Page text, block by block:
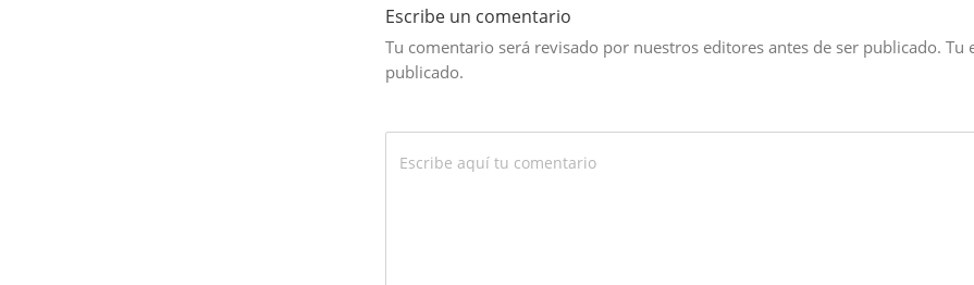
Escribe un comentario
Tu comentario será revisado por nuestros editores antes de ser publicado. Tu
publicado.